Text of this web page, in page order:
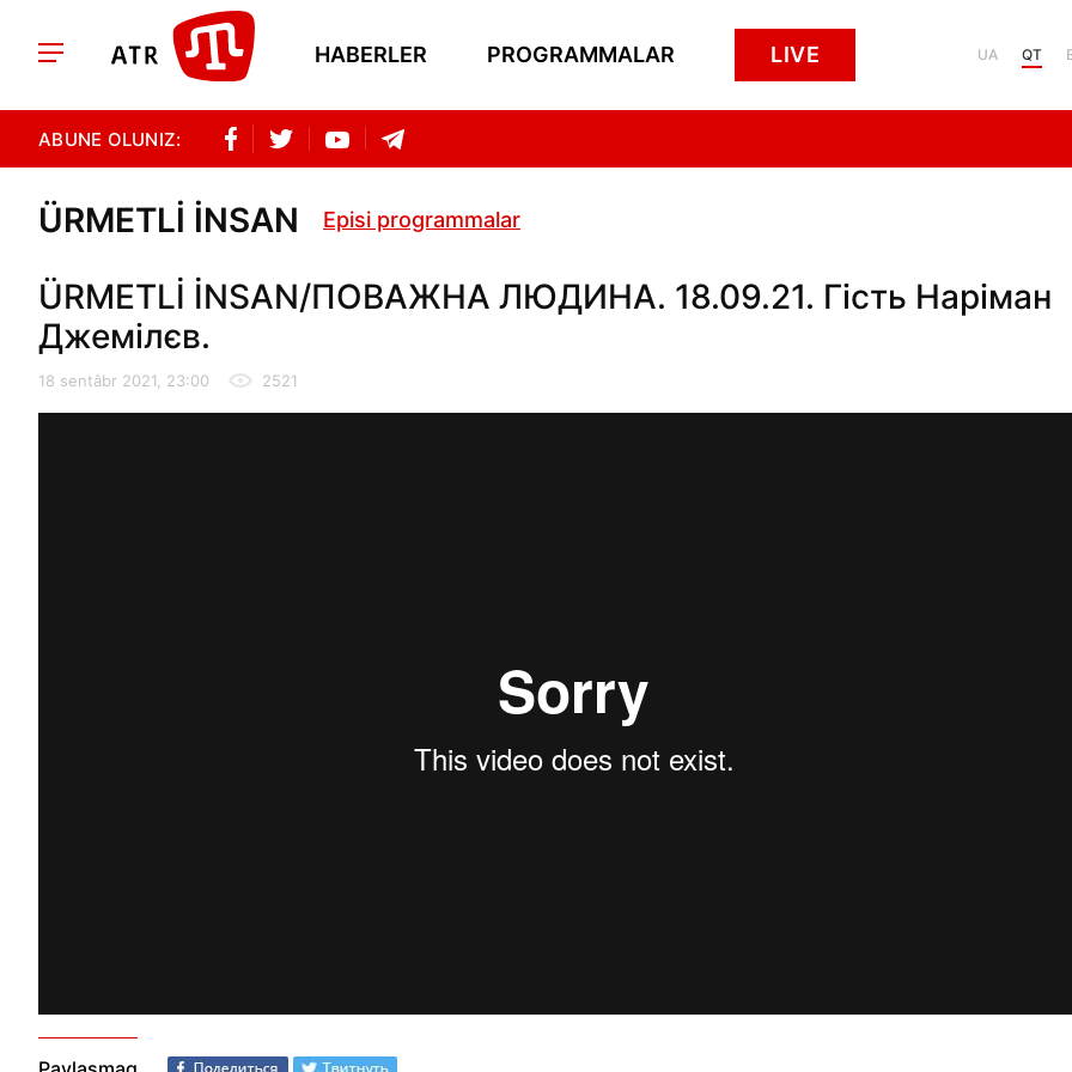
HABERLER PROGRAMMALAR LIVE UA QT
ABUNE OLUNIZ:
ÜRMETLİ İNSAN Episi programmalar
ÜRMETLİ İNSAN/ПОВАЖНА ЛЮДИНА. 18.09.21. Гість Наріман
Джемілєв.
18 sentâbr 2021, 23:00 2521